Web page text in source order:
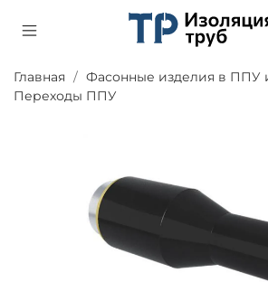
Главная
Фасонные изделия в ППУ
Переходы ППУ